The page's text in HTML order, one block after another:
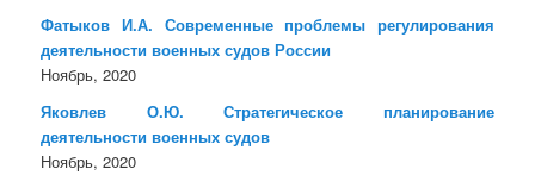
Фатыков И.А. Современные проблемы регулирования
деятельности военных судов России
Ноябрь, 2020
Яковлев О.Ю. Стратегическое планирование
деятельности военных судов
Ноябрь, 2020